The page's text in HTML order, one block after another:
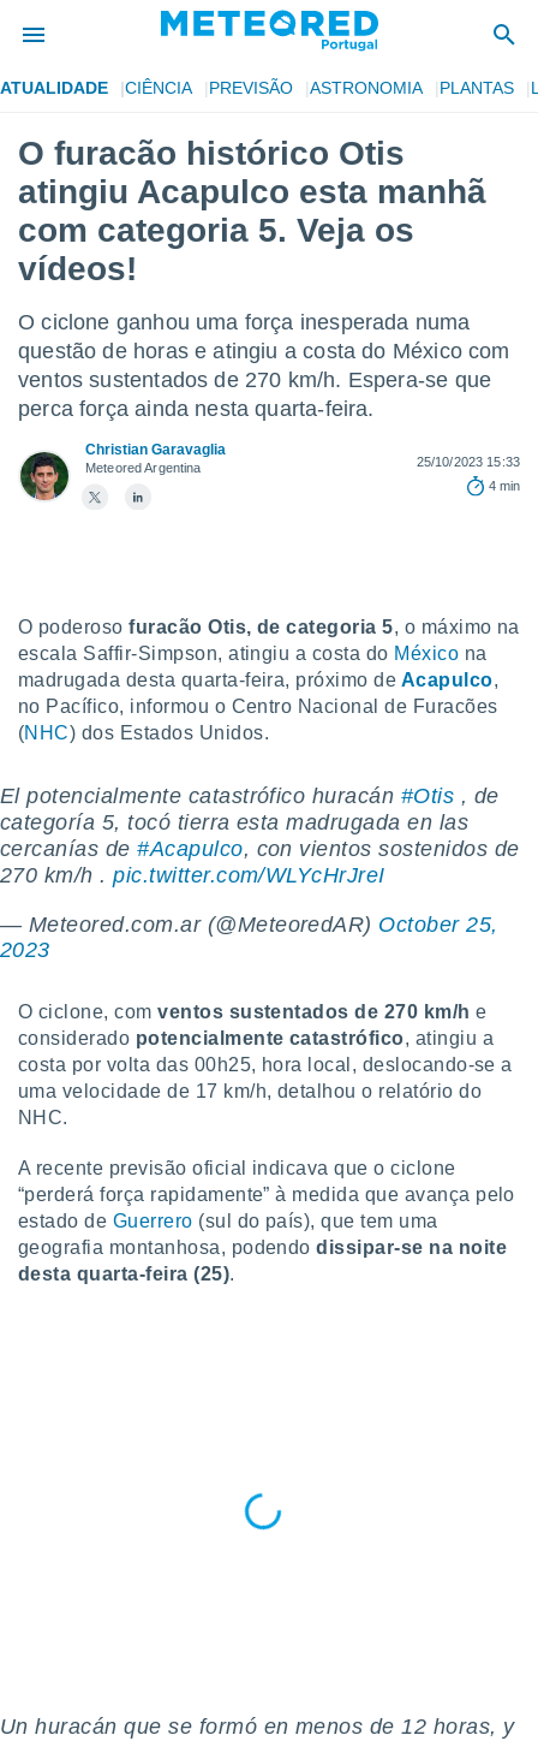
foi
para
as
fornecidas
a este
e
digital
permite-
a nossa
de alta
ao
a
ou
no
como
um perfil
lhe
e
Pode
na nossa
e
caso,
de que
ACEITAR
CONTINUAR
CONFIGURAÇÕES
ATUALIDADE CIÊNCIA PREVISÃO ASTRONOMIA PLANTAS
O furacão histórico Otis
atingiu Acapulco esta manhã
com categoria 5. Veja os
vídeos!
O ciclone ganhou uma força inesperada numa
questão de horas e atingiu a costa do México com
ventos sustentados de 270 km/h. Espera-se que
perca força ainda nesta quarta-feira.
Christian Garavaglia
Meteored Argentina
25/10/2023 15:33
4 min
O poderosofuracão Otis, de categoria 5, o máximo na
escala Saffir-Simpson, atingiu a costa do México na
madrugada desta quarta-feira, próximo de Acapulco,
no Pacífico, informou o Centro Nacional de Furacões
(NHC) dos Estados Unidos.
El potencialmente catastrófico huracán #Otis , de
categoría 5, tocó tierra esta madrugada en las
cercanías de#Acapulco, con vientos sostenidos de
270 km/h .pic.twitter.com/WLYcHrJreI
— Meteored.com.ar (@MeteoredAR) October 25,
2023
O ciclone, comventos sustentados de 270 km/h e
considerado potencialmente catastrófico, atingiu a
costa por volta das 00h25, hora local, deslocando-se a
uma velocidade de 17 km/h, detalhou o relatório do
NHC.
A recente previsão oficial indicava que o ciclone
“perderá força rapidamente” à medida que avança pelo
estado de Guerrero (sul do país), que tem uma
geografia montanhosa, podendodissipar-se na noite
desta quarta-feira (25).
Un huracán que se formó en menos de 12 horas, y